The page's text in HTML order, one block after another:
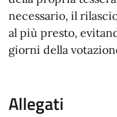
necessario, il
al più presto,
giorni della
Allegati